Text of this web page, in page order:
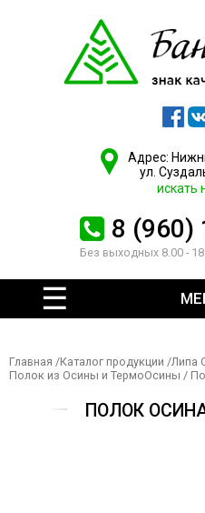
Адрес:
ул.
искать
8 (960)
Без выходных 8.00 -
Главная /Каталог продукции /Липа
Полок из Осины и ТермоОсины /
ПОЛОК